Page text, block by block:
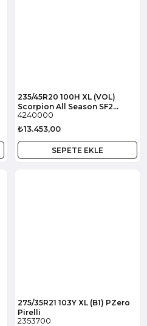
235/45R20 100H XL (VOL)
Scorpion All Season SF2
Pirelli
4240000
₺13.453,00
SEPETE EKLE
275/35R21 103Y XL (B1) PZero
Pirelli
2353700